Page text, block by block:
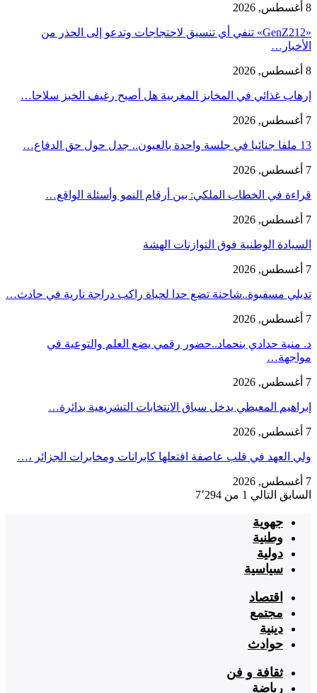
8 أغسطس, 2026
«GenZ212» تنفي أي تنسيق لاحتجاجات وتدعو إلى الحذر من
الأخبار…
8 أغسطس, 2026
إرهاب غذائي في المخابز المغربية هل أصبح رغيف الخبز سلاحا…
7 أغسطس, 2026
13 ملفا جنائيا في جلسة واحدة بالعيون.. جدل حول حق الدفاع…
7 أغسطس, 2026
قراءة في الخطاب الملكي: بين أرقام النمو وأسئلة الواقع…
7 أغسطس, 2026
السيادة الوطنية فوق التوازنات الهشة
7 أغسطس, 2026
تديلي مسفيوة..شاحنة تضع حدا لحياة راكب دراجة نارية في حادث…
7 أغسطس, 2026
د. منية حدادي بنحماد..حضور رقمي يضع العلم والتوعية في
مواجهة…
7 أغسطس, 2026
إبراهيم المعيطي يدخل سباق الانتخابات التشريعية بدائرة…
7 أغسطس, 2026
ولي العهد في قلب عاصفة افتعلها كابرانات ومخابرات الجزائر ،…
7 أغسطس, 2026
السابق التالي 1 من 7٬294
جهوية
وطنية
دولية
سياسية
اقتصاد
مجتمع
دينية
حوادث
ثقافة و فن
رياضة